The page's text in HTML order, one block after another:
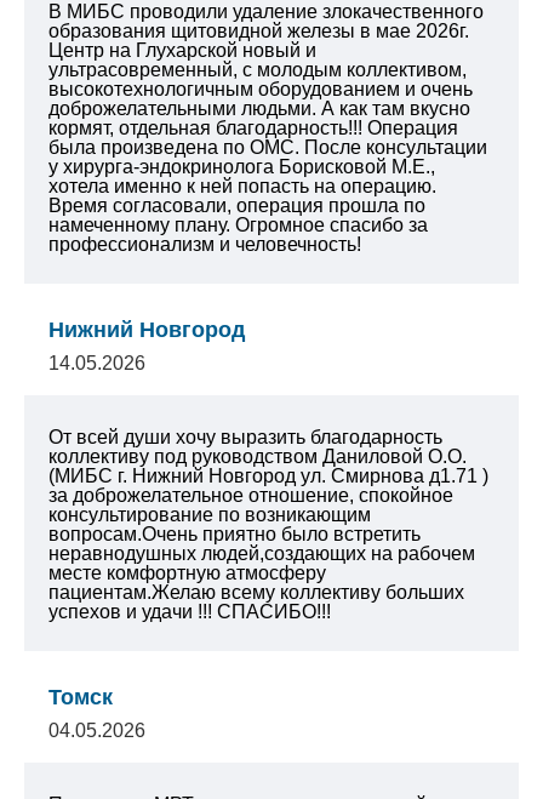
В МИБС проводили удаление злокачественного
образования щитовидной железы в мае 2026г.
Центр на Глухарской новый и
ультрасовременный, с молодым коллективом,
высокотехнологичным оборудованием и очень
доброжелательными людьми. А как там вкусно
кормят, отдельная благодарность!!! Операция
была произведена по ОМС. После консультации
у хирурга-эндокринолога Борисковой М.Е.,
хотела именно к ней попасть на операцию.
Время согласовали, операция прошла по
намеченному плану. Огромное спасибо за
профессионализм и человечность!
Нижний Новгород
14.05.2026
От всей души хочу выразить благодарность
коллективу под руководством Даниловой О.О.
(МИБС г. Нижний Новгород ул. Смирнова д1.71 )
за доброжелательное отношение, спокойное
консультирование по возникающим
вопросам.Очень приятно было встретить
неравнодушных людей,создающих на рабочем
месте комфортную атмосферу
пациентам.Желаю всему коллективу больших
успехов и удачи !!! СПАСИБО!!!
Томск
04.05.2026